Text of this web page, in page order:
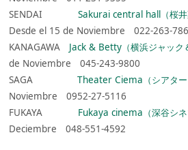
SENDAISakurai central hall（桜井
Desde el 15 de Noviembre 022-263-
KANAGAWA Jack & Betty（横浜ジャック
de Noviembre 045-243-9800
SAGATheater Ciema（シアター
Noviembre 0952-27-5116
FUKAYA Fukaya cinema（深谷シネ
Deciembre 048-551-4592